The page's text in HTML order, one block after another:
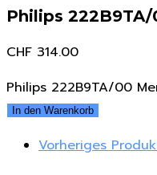
Philips 222B9TA/
CHF 314.00
Philips 222B9TA/00
In den Warenkorb
Vorheriges